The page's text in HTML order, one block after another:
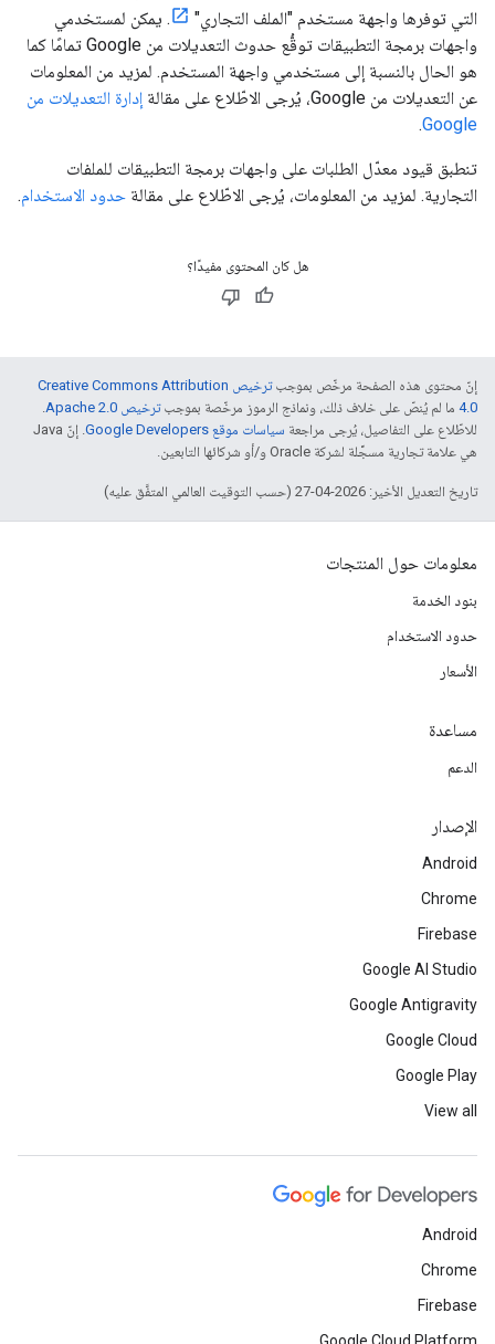
التي توفرها واجهة مستخدم "الملف التجاري"
. يمكن لمستخدمي
واجهات برمجة التطبيقات توقُّع حدوث التعديلات من Google تمامًا كما
هو الحال بالنسبة إلى مستخدمي واجهة المستخدم. لمزيد من المعلومات
عن التعديلات من Google، يُرجى الاطّلاع على مقالة
إدارة التعديلات من
Google
.
تنطبق قيود معدّل الطلبات على واجهات برمجة التطبيقات للملفات
التجارية. لمزيد من المعلومات، يُرجى الاطّلاع على مقالة حدود الاستخدام.
هل كان المحتوى مفيدًا؟
إنّ محتوى هذه الصفحة مرخّص بموجب
ترخيص Creative Commons Attribution
4.0‏ ما لم يُنصّ على خلاف ذلك، ونماذج الرموز مرخّصة بموجبترخيص Apache 2.0‏
.
للاطّلاع على التفاصيل، يُرجى مراجعة سياسات موقع Google Developers‏
. إنّ Java
هي علامة تجارية مسجَّلة لشركة Oracle و/أو شركائها التابعين.
تاريخ التعديل الأخير: 2026-04-27 (حسب التوقيت العالمي المتفَّق عليه)
معلومات حول المنتجات
بنود الخدمة
حدود الاستخدام
الأسعار
مساعدة
الدعم
الإصدار
Android
Chrome
Firebase
Google AI Studio
Google Antigravity
Google Cloud
Google Play
View all
Android
Chrome
Firebase